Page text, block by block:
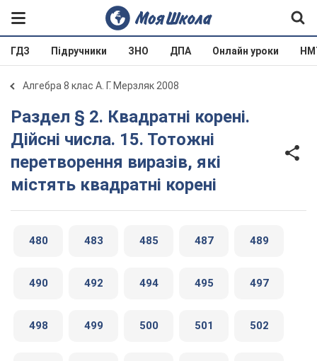
ГДЗ Підручники ЗНО ДПА Онлайн уроки
Алгебра 8 клас А. Г. Мерзляк 2008
Раздел § 2. Квадратні корені.
Дійсні числа. 15. Тотожні
перетворення виразів, які
містять квадратні корені
480 483 485 487 489
490 492 494 495 497
498 499 500 501 502